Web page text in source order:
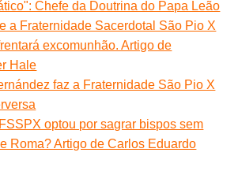
Chefe da Doutrina do Papa Leão
a Fraternidade Sacerdotal São Pio X
excomunhão. Artigo de
Hale
faz a Fraternidade São Pio X
optou por sagrar bispos sem
Roma? Artigo de Carlos Eduardo